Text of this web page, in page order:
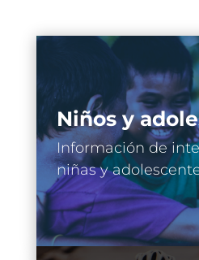
Niños y
Información de
niñas y